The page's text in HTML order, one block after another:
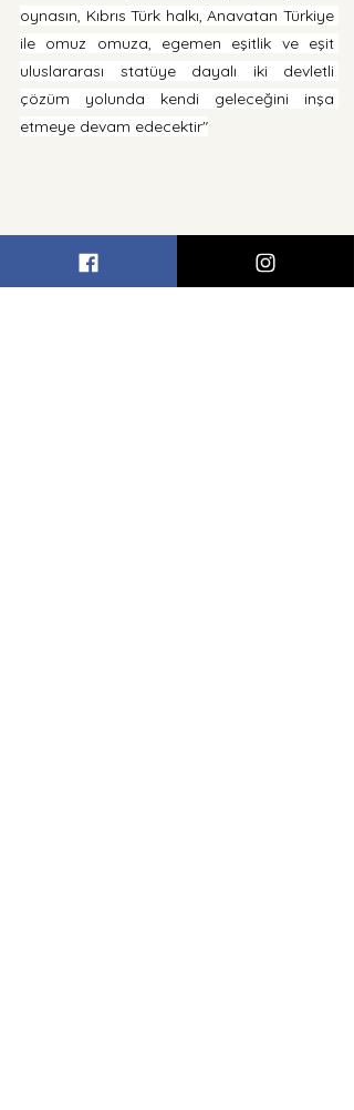
oynasın, Kıbrıs Türk halkı, Anavatan Türkiye
ile omuz omuza, egemen eşitlik ve eşit
uluslararası statüye dayalı iki devletli
çözüm yolunda kendi geleceğini inşa
etmeye devam edecektir"